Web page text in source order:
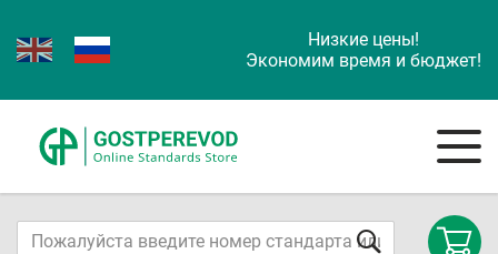
Низкие цены!
Экономим время и бюджет!